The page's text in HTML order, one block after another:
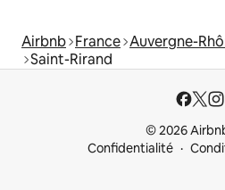
Airbnb France Auvergne-
Saint-Rirand
© 2026
Confidentialité